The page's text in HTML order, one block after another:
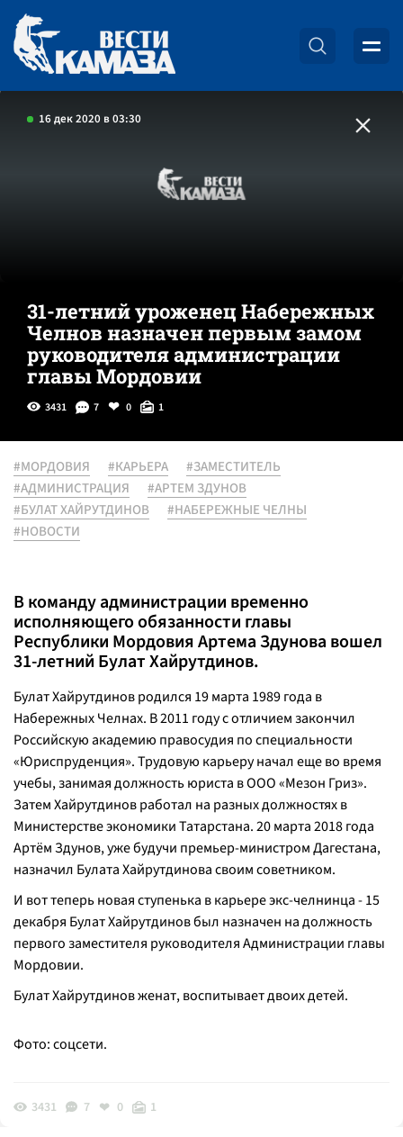
16 дек 2020 в 03:30
31-летний уроженец Набережных
Челнов назначен первым замом
руководителя администрации
главы Мордовии
3431 7 0 1
#МОРДОВИЯ #КАРЬЕРА
#ЗАМЕСТИТЕЛЬ
#АДМИНИСТРАЦИЯ
#АРТЕМ ЗДУНОВ
#БУЛАТ ХАЙРУТДИНОВ
#НАБЕРЕЖНЫЕ ЧЕЛНЫ
#НОВОСТИ
В команду администрации временно
исполняющего обязанности главы
Республики Мордовия Артема Здунова вошел
31-летний Булат Хайрутдинов.
Булат Хайрутдинов родился 19 марта 1989 года в
Набережных Челнах. В 2011 году с отличием закончил
Российскую академию правосудия по специальности
«Юриспруденция». Трудовую карьеру начал еще во время
учебы, занимая должность юриста в ООО «Мезон Гриз».
Затем Хайрутдинов работал на разных должностях в
Министерстве экономики Татарстана. 20 марта 2018 года
Артём Здунов, уже будучи премьер-министром Дагестана,
назначил Булата Хайрутдинова своим советником.
И вот теперь новая ступенька в карьере экс-челнинца - 15
декабря Булат Хайрутдинов был назначен на должность
первого заместителя руководителя Администрации главы
Мордовии.
Булат Хайрутдинов женат, воспитывает двоих детей.
Фото: соцсети.
3431 7 0 1